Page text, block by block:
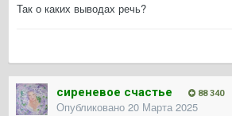
Так о каких выводах речь?
сиреневое счастье 88 340
Опубликовано 20 Марта 2025